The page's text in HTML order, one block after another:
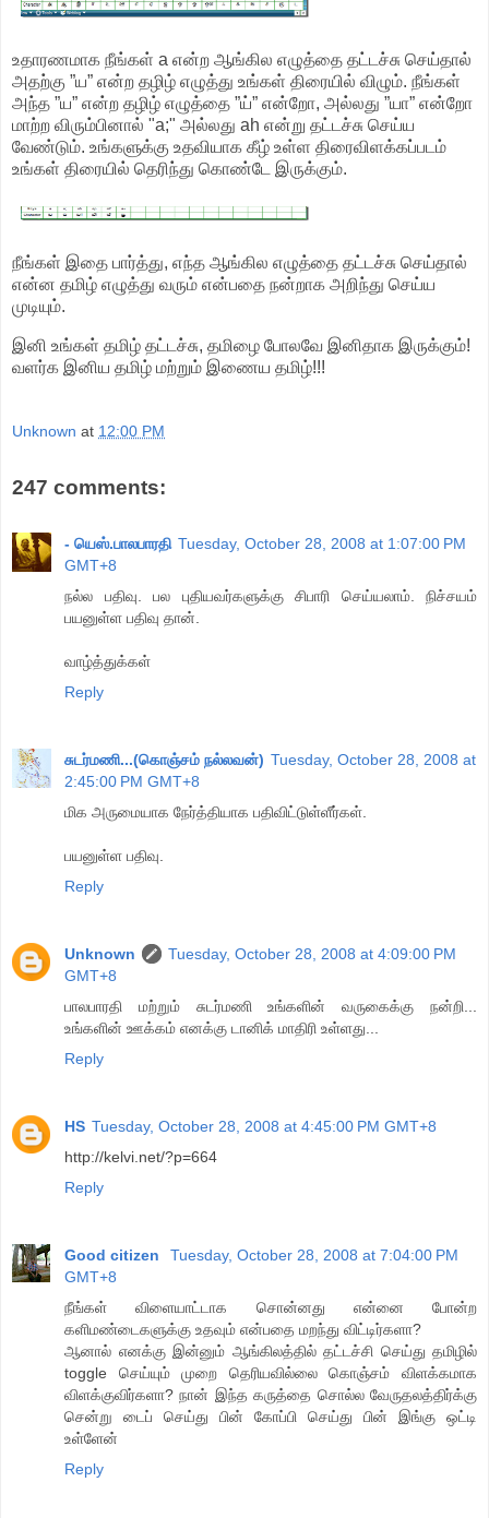
உதாரணமாக நீங்கள் a என்ற ஆங்கில எழுத்தை தட்டச்சு செய்தால்
அதற்கு ”ய” என்ற தழிழ் எழுத்து உங்கள் திரையில் விழும். நீங்கள்
அந்த ”ய” என்ற தழிழ் எழுத்தை ”ய்” என்றோ, அல்லது ”யா” என்றோ
மாற்ற விரும்பினால் "a;" அல்லது ah என்று தட்டச்சு செய்ய
வேண்டும். உங்களுக்கு உதவியாக கீழ் உள்ள திரைவிளக்கப்படம்
உங்கள் திரையில் தெரிந்து கொண்டே இருக்கும்.
நீங்கள் இதை பார்த்து, எந்த ஆங்கில எழுத்தை தட்டச்சு செய்தால்
என்ன தமிழ் எழுத்து வரும் என்பதை நன்றாக அறிந்து செய்ய
முடியும்.
இனி உங்கள் தமிழ் தட்டச்சு, தமிழை போலவே இனிதாக இருக்கும்!
வளர்க இனிய தமிழ் மற்றும் இணைய தமிழ்!!!
Unknown at 12:00 PM
247 comments:
- யெஸ்.பாலபாரதி Tuesday, October 28, 2008 at 1:07:00 PM
GMT+8
நல்ல பதிவு. பல புதியவர்களுக்கு சிபாரி செய்யலாம். நிச்சயம்
பயனுள்ள பதிவு தான்.
வாழ்த்துக்கள்
Reply
சுடர்மணி...(கொஞ்சம் நல்லவன்) Tuesday, October 28, 2008 at
2:45:00 PM GMT+8
மிக அருமையாக நேர்த்தியாக பதிவிட்டுள்ளீர்கள்.
பயனுள்ள பதிவு.
Reply
Unknown
Tuesday, October 28, 2008 at 4:09:00 PM
GMT+8
பாலபாரதி மற்றும் சுடர்மணி உங்களின் வருகைக்கு நன்றி...
உங்களின் ஊக்கம் எனக்கு டானிக் மாதிரி உள்ளது...
Reply
HS Tuesday, October 28, 2008 at 4:45:00 PM GMT+8
http://kelvi.net/?p=664
Reply
Good citizen
Tuesday, October 28, 2008 at 7:04:00 PM
GMT+8
நீங்கள் விளையாட்டாக சொன்னது என்னை போன்ற
களிமண்டைகளுக்கு உதவும் என்பதை மறந்து விட்டிர்களா?
ஆனால் எனக்கு இன்னும் ஆங்கிலத்தில் தட்டச்சி செய்து தமிழில்
toggle செய்யும் முறை தெரியவில்லை கொஞ்சம் விளக்கமாக
விளக்குவிர்களா? நான் இந்த கருத்தை சொல்ல வேருதலத்திர்க்கு
சென்று டைப் செய்து பின் கோப்பி செய்து பின் இங்கு ஒட்டி
உள்ளேன்
Reply